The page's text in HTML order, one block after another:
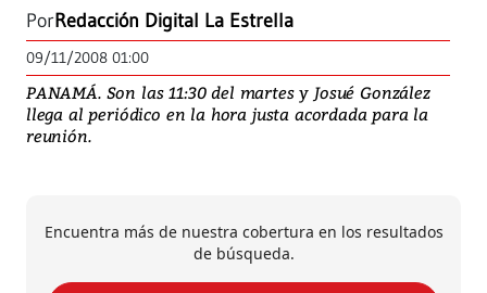
PorRedacción Digital La Estrella
09/11/2008 01:00
PANAMÁ. Son las 11:30 del martes y Josué González
llega al periódico en la hora justa acordada para la
reunión.
Encuentra más de nuestra cobertura en los resultados
de búsqueda.